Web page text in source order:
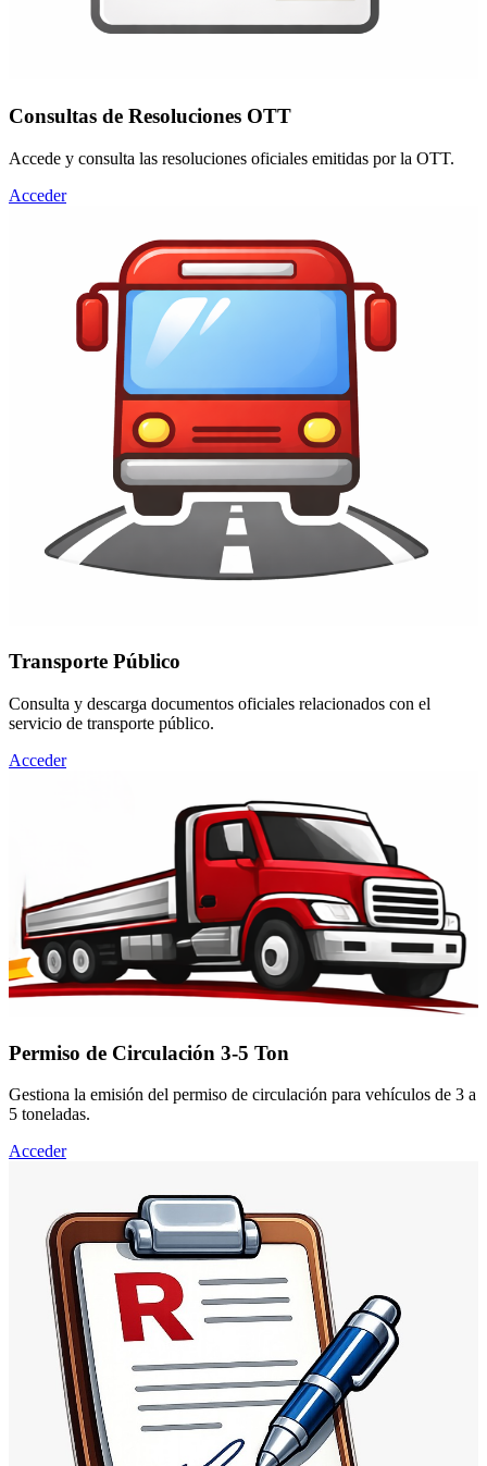
Consultas de Resoluciones OTT
Accede y consulta las resoluciones oficiales emitidas por la OTT.
Acceder
Transporte Público
Consulta y descarga documentos oficiales relacionados con el
servicio de transporte público.
Acceder
Permiso de Circulación 3-5 Ton
Gestiona la emisión del permiso de circulación para vehículos de 3 a
5 toneladas.
Acceder